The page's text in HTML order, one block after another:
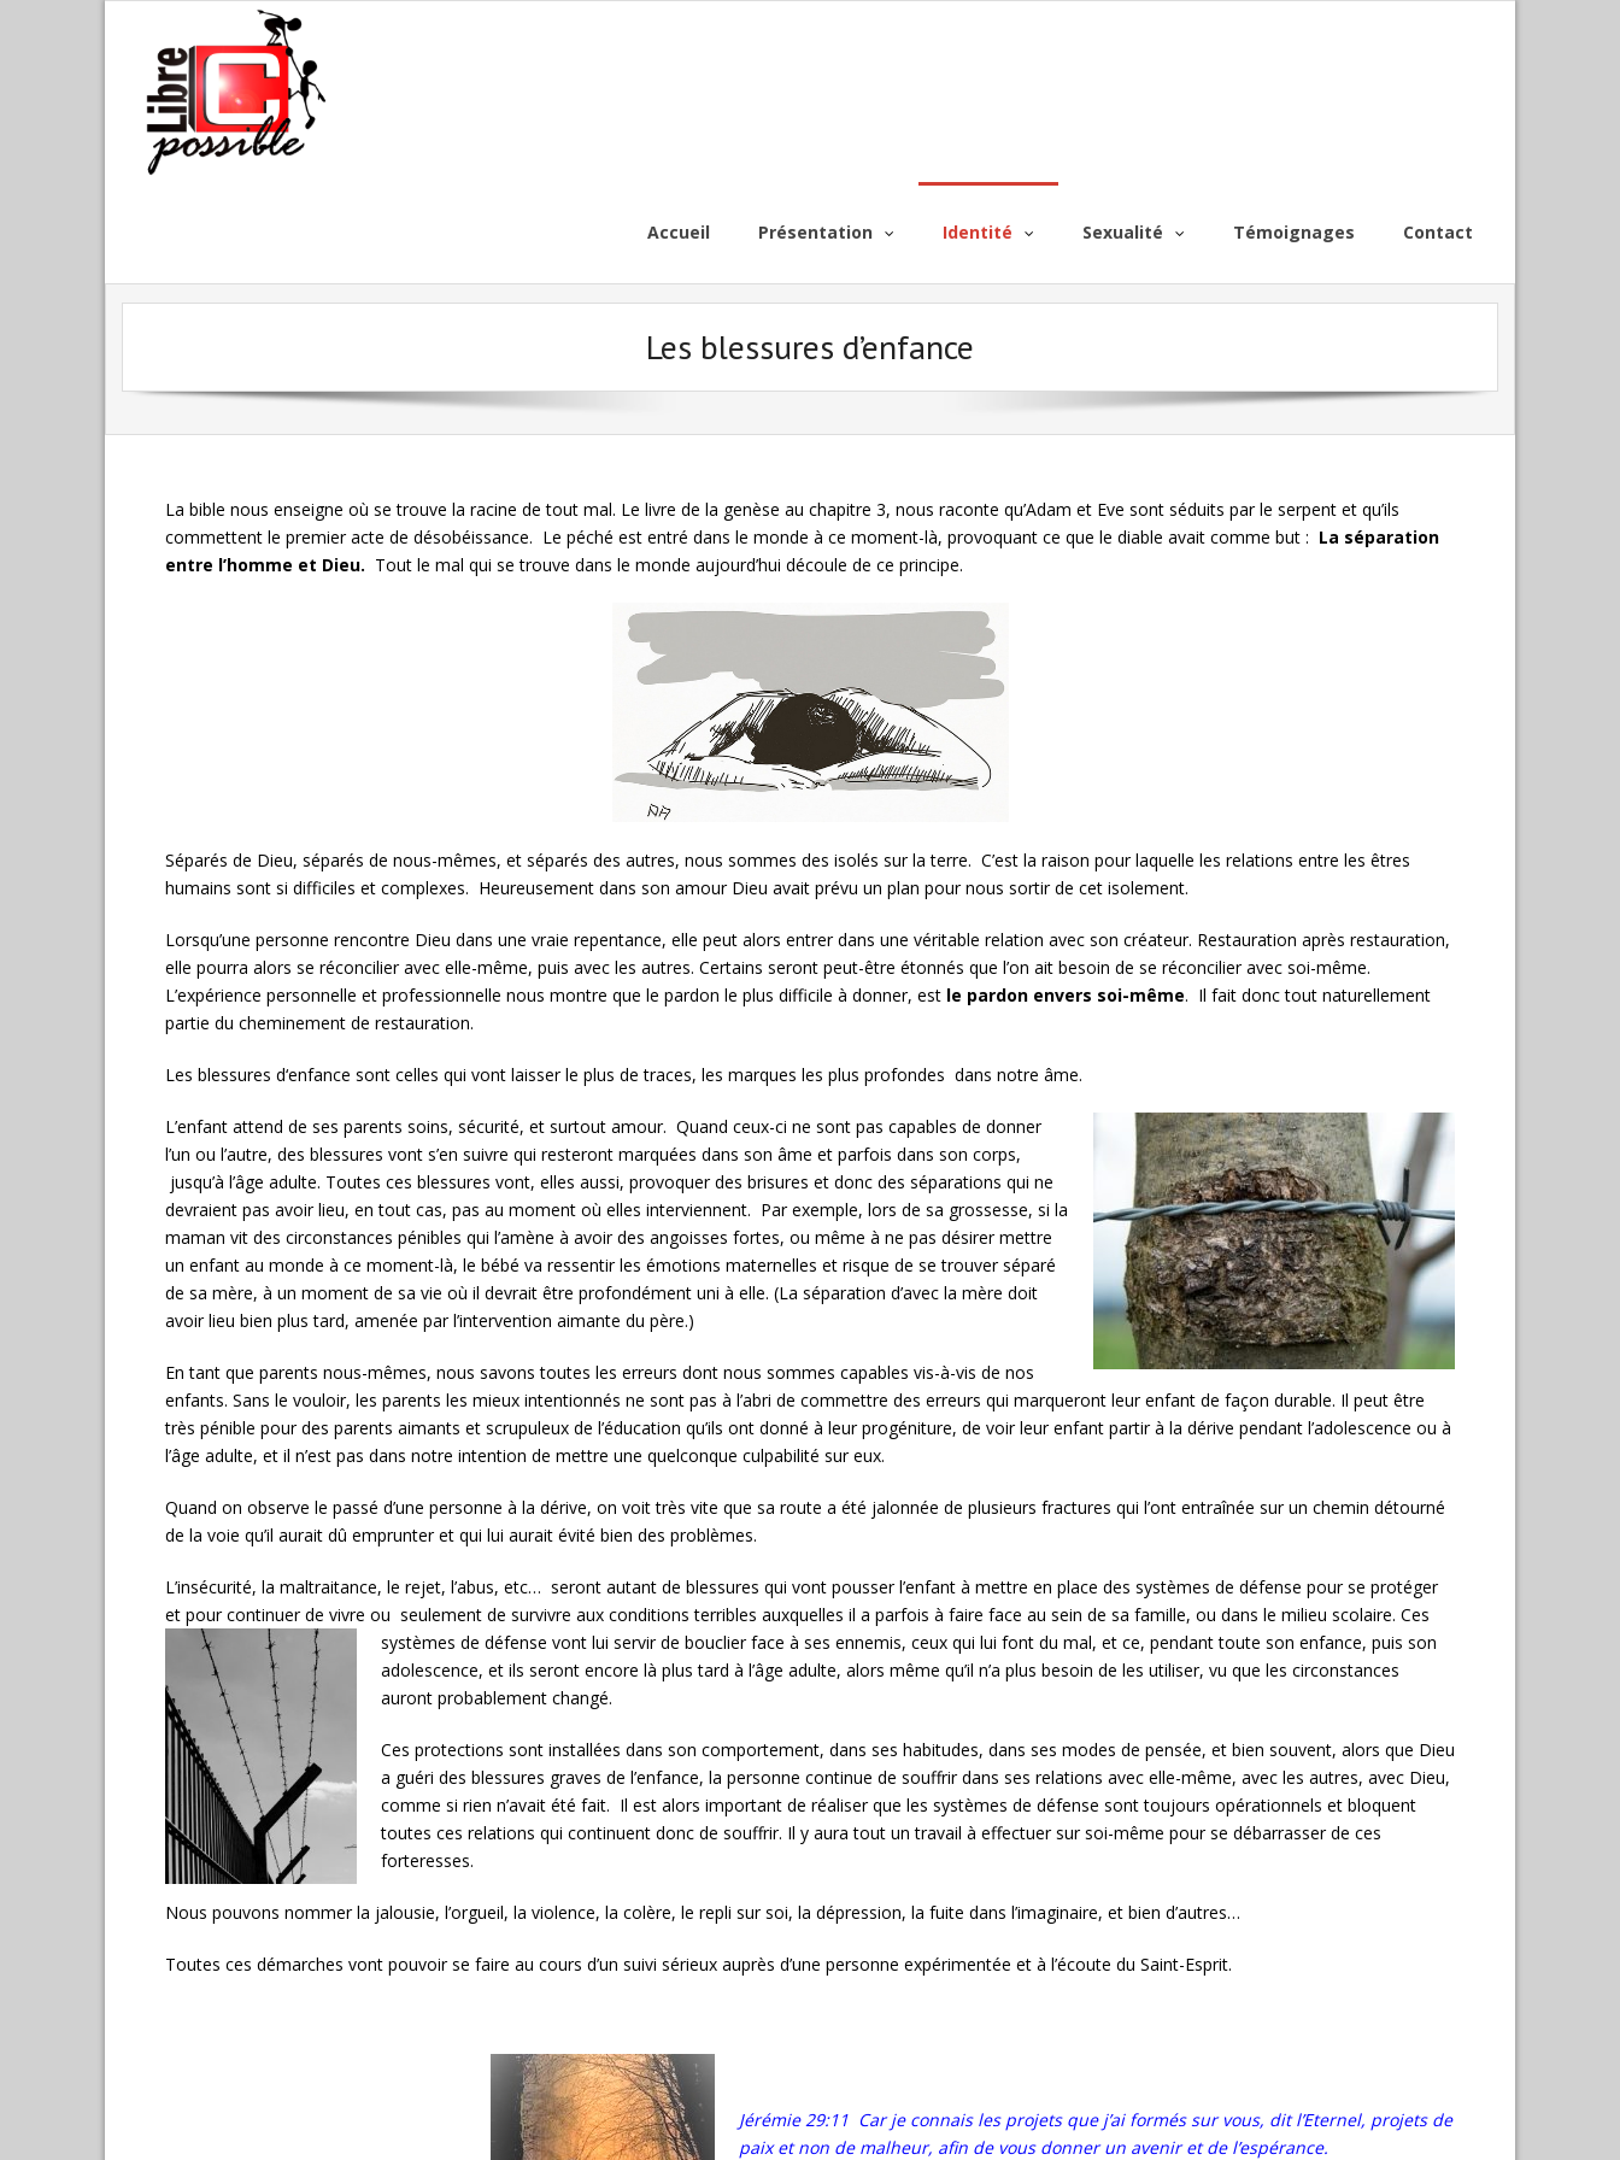
Accueil Présentation Identité Sexualité Témoignages Contact
Les blessures d’enfance
La bible nous enseigne où se trouve la racine de tout mal. Le livre de la genèse au chapitre 3, nous raconte qu’Adam et Eve sont séduits par le serpent et qu’ils
commettent le premier acte de désobéissance. Le péché est entré dans le monde à ce moment-là, provoquant ce que le diable avait comme but : La séparation
entre l’homme et Dieu. Tout le mal qui se trouve dans le monde aujourd’hui découle de ce principe.
Séparés de Dieu, séparés de nous-mêmes, et séparés des autres, nous sommes des isolés sur la terre. C’est la raison pour laquelle les relations entre les êtres
humains sont si difficiles et complexes. Heureusement dans son amour Dieu avait prévu un plan pour nous sortir de cet isolement.
Lorsqu’une personne rencontre Dieu dans une vraie repentance, elle peut alors entrer dans une véritable relation avec son créateur. Restauration après restauration,
elle pourra alors se réconcilier avec elle-même, puis avec les autres. Certains seront peut-être étonnés que l’on ait besoin de se réconcilier avec soi-même.
L’expérience personnelle et professionnelle nous montre que le pardon le plus difficile à donner, est le pardon envers soi-même. Il fait donc tout naturellement
partie du cheminement de restauration.
Les blessures d‘enfance sont celles qui vont laisser le plus de traces, les marques les plus profondes dans notre âme.
L’enfant attend de ses parents soins, sécurité, et surtout amour. Quand ceux-ci ne sont pas capables de donner
l’un ou l’autre, des blessures vont s’en suivre qui resteront marquées dans son âme et parfois dans son corps,
jusqu’à l’âge adulte. Toutes ces blessures vont, elles aussi, provoquer des brisures et donc des séparations qui ne
devraient pas avoir lieu, en tout cas, pas au moment où elles interviennent. Par exemple, lors de sa grossesse, si la
maman vit des circonstances pénibles qui l’amène à avoir des angoisses fortes, ou même à ne pas désirer mettre
un enfant au monde à ce moment-là, le bébé va ressentir les émotions maternelles et risque de se trouver séparé
de sa mère, à un moment de sa vie où il devrait être profondément uni à elle. (La séparation d’avec la mère doit
avoir lieu bien plus tard, amenée par l’intervention aimante du père.)
En tant que parents nous-mêmes, nous savons toutes les erreurs dont nous sommes capables vis-à-vis de nos
enfants. Sans le vouloir, les parents les mieux intentionnés ne sont pas à l’abri de commettre des erreurs qui marqueront leur enfant de façon durable. Il peut être
très pénible pour des parents aimants et scrupuleux de l’éducation qu’ils ont donné à leur progéniture, de voir leur enfant partir à la dérive pendant l’adolescence ou à
l’âge adulte, et il n’est pas dans notre intention de mettre une quelconque culpabilité sur eux.
Quand on observe le passé d’une personne à la dérive, on voit très vite que sa route a été jalonnée de plusieurs fractures qui l’ont entraînée sur un chemin détourné
de la voie qu’il aurait dû emprunter et qui lui aurait évité bien des problèmes.
L’insécurité, la maltraitance, le rejet, l’abus, etc… seront autant de blessures qui vont pousser l’enfant à mettre en place des systèmes de défense pour se protéger
et pour continuer de vivre ou seulement de survivre aux conditions terribles auxquelles il a parfois à faire face au sein de sa famille, ou dans le milieu scolaire. Ces
systèmes de défense vont lui servir de bouclier face à ses ennemis, ceux qui lui font du mal, et ce, pendant toute son enfance, puis son
adolescence, et ils seront encore là plus tard à l’âge adulte, alors même qu’il n’a plus besoin de les utiliser, vu que les circonstances
auront probablement changé.
Ces protections sont installées dans son comportement, dans ses habitudes, dans ses modes de pensée, et bien souvent, alors que Dieu
a guéri des blessures graves de l’enfance, la personne continue de souffrir dans ses relations avec elle-même, avec les autres, avec Dieu,
comme si rien n’avait été fait. Il est alors important de réaliser que les systèmes de défense sont toujours opérationnels et bloquent
toutes ces relations qui continuent donc de souffrir. Il y aura tout un travail à effectuer sur soi-même pour se débarrasser de ces
forteresses.
Nous pouvons nommer la jalousie, l’orgueil, la violence, la colère, le repli sur soi, la dépression, la fuite dans l’imaginaire, et bien d’autres…
Toutes ces démarches vont pouvoir se faire au cours d’un suivi sérieux auprès d’une personne expérimentée et à l’écoute du Saint-Esprit.
Jérémie 29:11 Car je connais les projets que j’ai formés sur vous, dit l’Eternel, projets de
paix et non de malheur, afin de vous donner un avenir et de l’espérance.